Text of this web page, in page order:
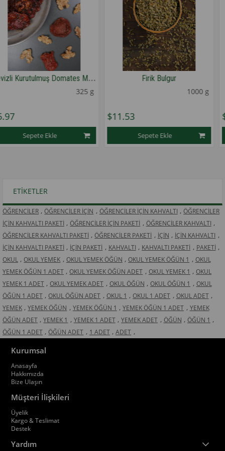
C
evizli Kurutulmuş Domates Mezesi
1
Firik Bulgur
★ ★ ★ 1
Sepete Ekle Sepete
ETIKETLER
ÖĞRENCİLER , ÖĞRENCİLER İÇİN , ÖĞRENCİLER İÇİN KAHVALTI , ÖĞRENCİLER
İÇİN KAHVALTI PAKETİ , ÖĞRENCİLER İÇİN PAKETİ , ÖĞRENCİLER KAHVALTI ,
ÖĞRENCİLER KAHVALTI PAKETİ , ÖĞRENCİLER PAKETİ , İÇİN , İÇİN KAHVALTI ,
İÇİN KAHVALTI PAKETİ , İÇİN PAKETİ , KAHVALTI , KAHVALTI PAKETİ , PAKETİ ,
OKUL , OKUL YEMEK , OKUL YEMEK ÖĞÜN , OKUL YEMEK ÖĞÜN 1 , OKUL
YEMEK ÖĞÜN 1 ADET , OKUL YEMEK ÖĞÜN ADET , OKUL YEMEK 1 , OKUL
YEMEK 1 ADET , OKUL YEMEK ADET , OKUL ÖĞÜN , OKUL ÖĞÜN 1 , OKUL
ÖĞÜN 1 ADET , OKUL ÖĞÜN ADET , OKUL 1 , OKUL 1 ADET , OKUL ADET ,
YEMEK , YEMEK ÖĞÜN , YEMEK ÖĞÜN 1 , YEMEK ÖĞÜN 1 ADET , YEMEK
ÖĞÜN ADET , YEMEK 1 , YEMEK 1 ADET , YEMEK ADET , ÖĞÜN , ÖĞÜN 1 ,
ÖĞÜN 1 ADET , ÖĞÜN ADET , 1 ADET , ADET ,
Kurumsal
Anasayfa
Hakkımızda
Bize Ulaşın
Müşteri İlişkileri
Üyelik
Kargo & Teslimat
Destek
Yardım